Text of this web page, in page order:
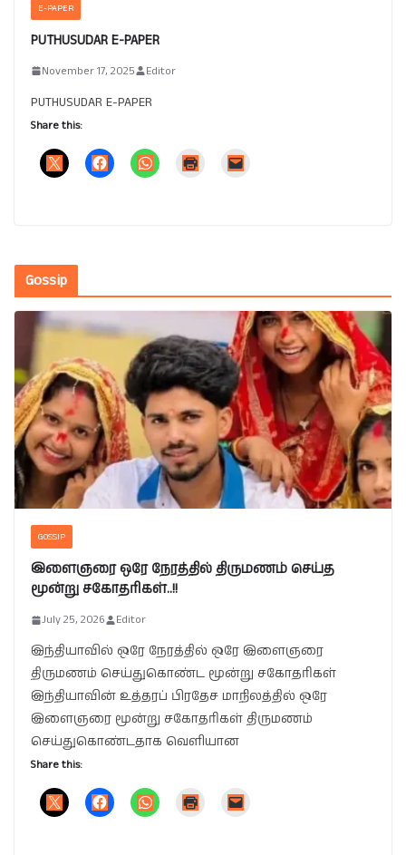
E-PAPER
PUTHUSUDAR E-PAPER
November 17, 2025 Editor
PUTHUSUDAR E-PAPER
Share this:
Gossip
GOSSIP
இளைஞரை ஒரே நேரத்தில் திருமணம் செய்த
மூன்று சகோதரிகள்..!!
July 25, 2026 Editor
இந்தியாவில் ஒரே நேரத்தில் ஒரே இளைஞரை
திருமணம் செய்துகொண்ட மூன்று சகோதரிகள்
இந்தியாவின் உத்தரப் பிரதேச மாநிலத்தில் ஒரே
இளைஞரை மூன்று சகோதரிகள் திருமணம்
செய்துகொண்டதாக வெளியான
Share this: